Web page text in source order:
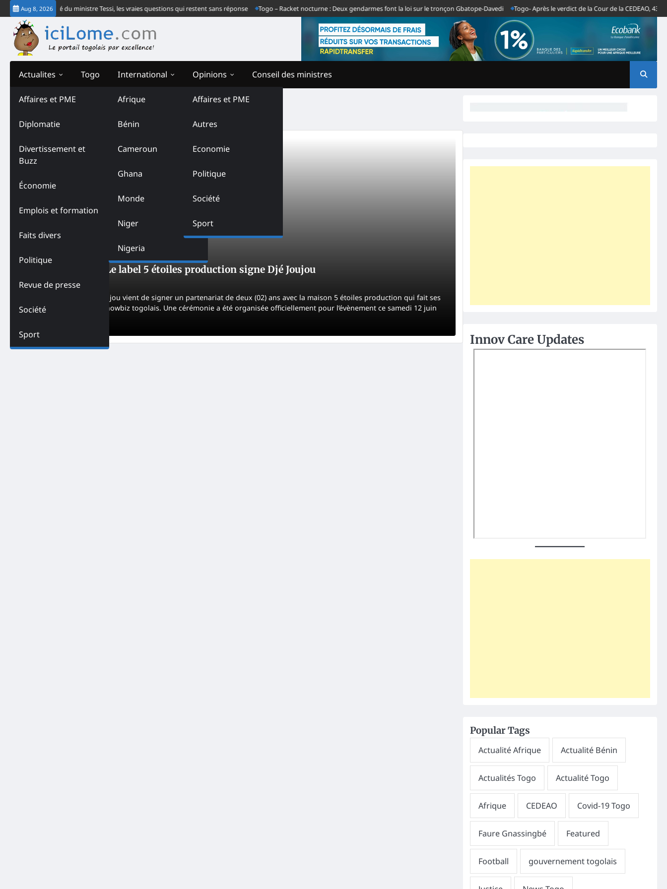
Skip
to
content
Aug 8, 2026
le communiqué du ministre Tessi, les vraies questions qui restent sans réponse Togo – Racket nocturne : Deux gendarmes font la loi sur le tronçon Gbatope-Davedi Togo- Après le verdict de la Cour de la CEDEAO, 43
Actualites
Affaires et PME
Diplomatie
Divertissement et
Buzz
Économie
Emplois et formation
Faits divers
Politique
Revue de presse
Société
Sport
Togo International
Afrique
Bénin
Cameroun
Ghana
Monde
Niger
Nigeria
Opinions
Affaires et PME
Autres
Economie
Politique
Société
Sport
Conseil des ministres
Tag:Djé Joujou
ACTUALITES
Togo-Musique : Le label 5 étoiles production signe Djé Joujou
NK June 14, 2021
L’artiste togolais Djé Joujou vient de signer un partenariat de deux (02) ans avec la maison 5 étoiles production qui fait ses
premiers pas dans le showbiz togolais. Une cérémonie a été organisée officiellement pour l’évènement ce samedi 12 juin
Innov Care Updates
Popular Tags